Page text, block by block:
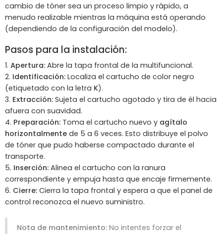
cambio de tóner sea un proceso limpio y rápido, a
menudo realizable mientras la máquina está operando
(dependiendo de la configuración del modelo).
Pasos para la instalación:
Apertura: Abre la tapa frontal de la multifuncional.
Identificación: Localiza el cartucho de color negro
(etiquetado con la letra K).
Extracción: Sujeta el cartucho agotado y tira de él hacia
afuera con suavidad.
Preparación: Toma el cartucho nuevo y agítalo
horizontalmente de 5 a 6 veces. Esto distribuye el polvo
de tóner que pudo haberse compactado durante el
transporte.
Inserción: Alinea el cartucho con la ranura
correspondiente y empuja hasta que encaje firmemente.
Cierre: Cierra la tapa frontal y espera a que el panel de
control reconozca el nuevo suministro.
Nota de mantenimiento:No intentes forzar el